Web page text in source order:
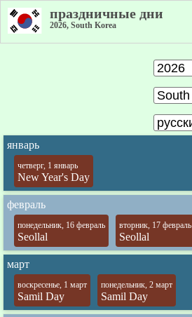
праздничные дни
2026, South Korea
январь
четверг, 1 январь
New Year's Day
февраль
понедельник, 16 февраль
Seollal
вторник, 17 февраль
Seollal
март
воскресенье, 1 март
Samil Day
понедельник, 2 март
Samil Day